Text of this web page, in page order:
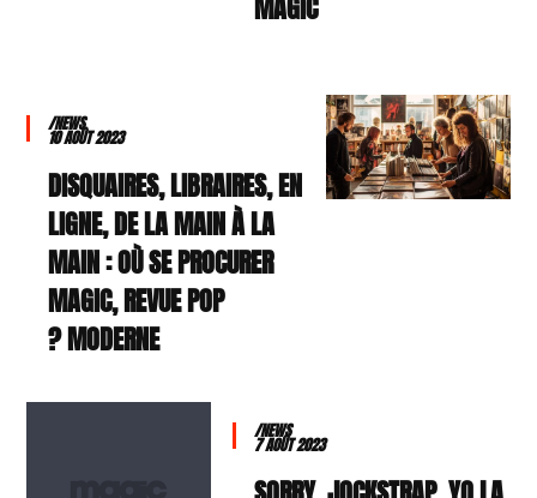
MAGIC
/NEWS
10 AOÛT 2023
DISQUAIRES, LIBRAIRES, EN
LIGNE, DE LA MAIN À LA
MAIN : OÙ SE PROCURER
MAGIC, REVUE POP
MODERNE ?
/NEWS
7 AOÛT 2023